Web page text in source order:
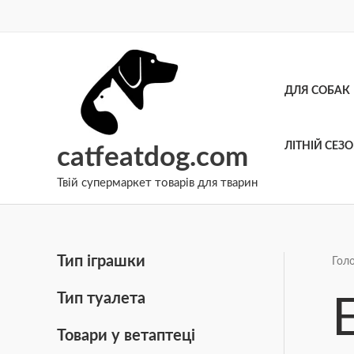
catfeatdog.com
Твій супермаркет товарів для тварин
ДЛЯ СОБАК
ЛІТНІЙ
Тип іграшки
Тип туалета
Товари у ветаптеці